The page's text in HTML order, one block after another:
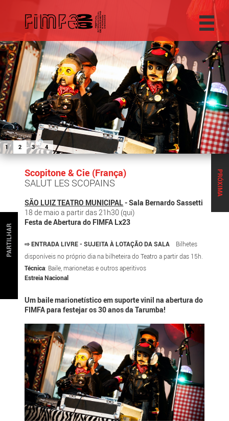
1 2 3 4
PRÓXIMA
PARTILHAR
Scopitone & Cie (França)
SALUT LES SCOPAINS
SÃO LUIZ TEATRO MUNICIPAL- Sala Bernardo Sassetti
18 de maio a partir das 21h30 (qui)
Festa de Abertura do FIMFA Lx23
⇨ ENTRADA LIVRE - SUJEITA À LOTAÇÃO DA SALA Bilhetes
disponíveis no próprio dia na bilheteira do Teatro a partir das 15h.
Técnica: Baile, marionetas e outros aperitivos
Estreia Nacional
Um baile marionetístico em suporte vinil na abertura do
FIMFA para festejar os 30 anos da Tarumba!